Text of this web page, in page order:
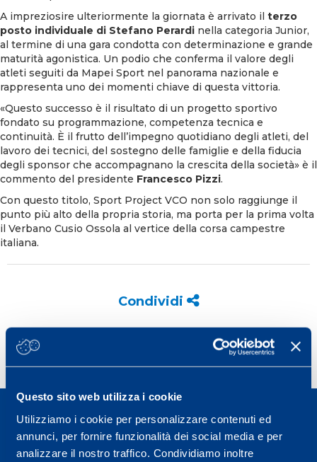
Questo sito web utilizza i cookie
Utilizziamo i cookie per personalizzare contenuti ed
annunci, per fornire funzionalità dei social media e per
analizzare il nostro traffico. Condividiamo inoltre
A impreziosire ulteriormente la giornata è arrivato il terzo
posto individuale di Stefano Perardi nella categoria Junior,
al termine di una gara condotta con determinazione e grande
maturità agonistica. Un podio che conferma il valore degli
atleti seguiti da Mapei Sport nel panorama nazionale e
rappresenta uno dei momenti chiave di questa vittoria.
«Questo successo è il risultato di un progetto sportivo
fondato su programmazione, competenza tecnica e
continuità. È il frutto dell’impegno quotidiano degli atleti, del
lavoro dei tecnici, del sostegno delle famiglie e della fiducia
degli sponsor che accompagnano la crescita della società» è il
commento del presidente Francesco Pizzi.
Con questo titolo, Sport Project VCO non solo raggiunge il
punto più alto della propria storia, ma porta per la prima volta
il Verbano Cusio Ossola al vertice della corsa campestre
italiana.
Condividi